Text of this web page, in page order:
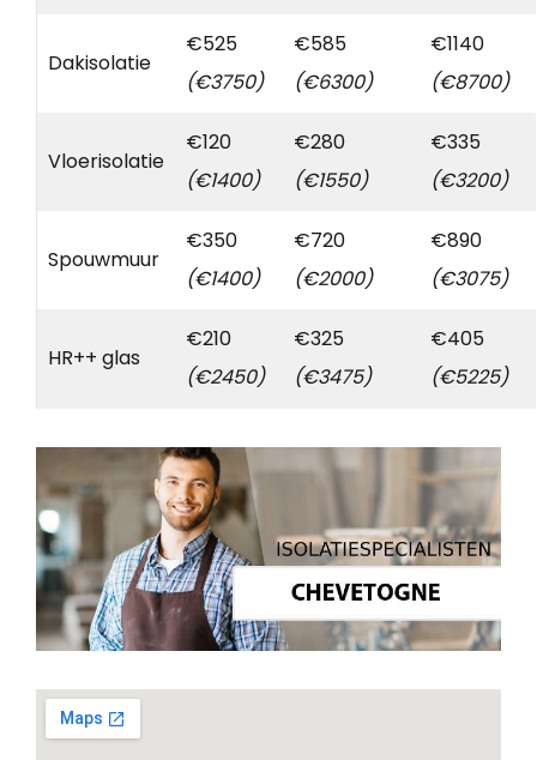
Dakisolatie
€525
(€3750)
€585
(€6300)
€1140
(€8700)
Vloerisolatie
€120
(€1400)
€280
(€1550)
€335
(€3200)
Spouwmuur
€350
(€1400)
€720
(€2000)
€890
(€3075)
HR++ glas
€210
(€2450)
€325
(€3475)
€405
(€5225)